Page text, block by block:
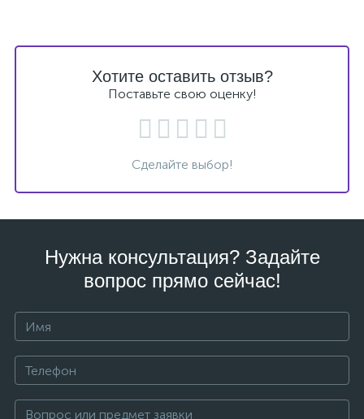
Хотите оставить отзыв?
Поставьте свою оценку!
Сделайте выбор!
Нужна консультация? Задайте
вопрос прямо сейчас!